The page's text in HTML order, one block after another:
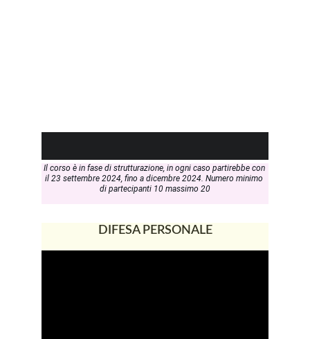
Il corso è in fase di strutturazione, in ogni caso partirebbe con
il 23 settembre 2024, fino a dicembre 2024. Numero minimo
di partecipanti 10 massimo 20
DIFESA PERSONALE